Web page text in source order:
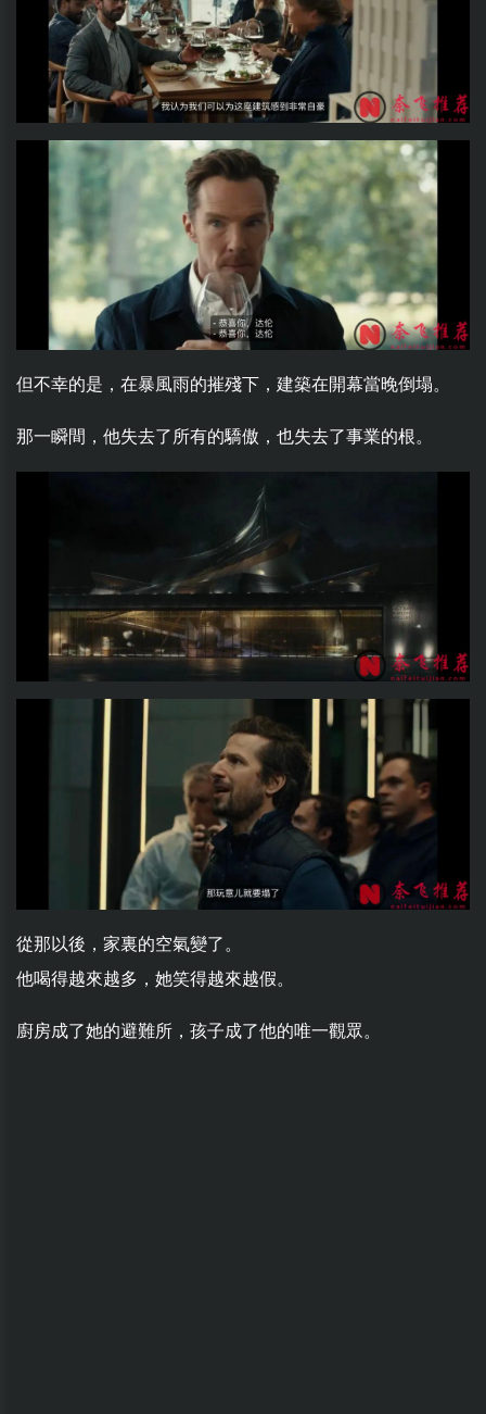
但不幸的是，在暴風雨的摧殘下，建築在開幕當晚倒塌。
那一瞬間，他失去了所有的驕傲，也失去了事業的根。
從那以後，家裏的空氣變了。
他喝得越來越多，她笑得越來越假。
廚房成了她的避難所，孩子成了他的唯一觀眾。